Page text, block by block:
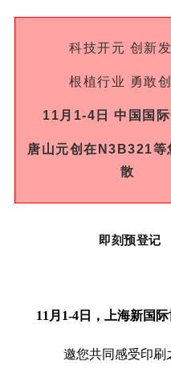
科技开元 创新
根植行业 勇敢
11月1-4日 中国国
唐山元创在N3B321等
散
即刻预登记
11月1-4日，上海新国
邀您共同感受印刷